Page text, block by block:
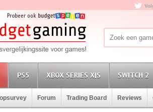
PS5 XBOX SERIES X|S SWITCH 2
Forum Trading Board Reviews